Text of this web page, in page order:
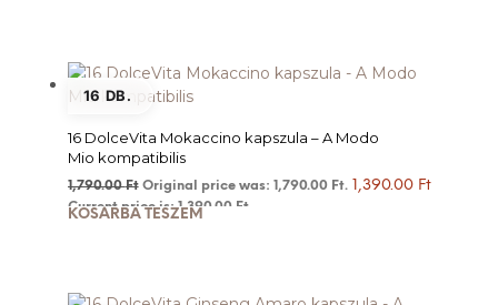
16 DB.
16 DolceVita Mokaccino kapszula – A Modo
Mio kompatibilis
1,790.00Ft Original price was: 1,790.00 Ft. 1,390.00 Ft
Current price is: 1,390.00 Ft.
KOSÁRBA TESZEM